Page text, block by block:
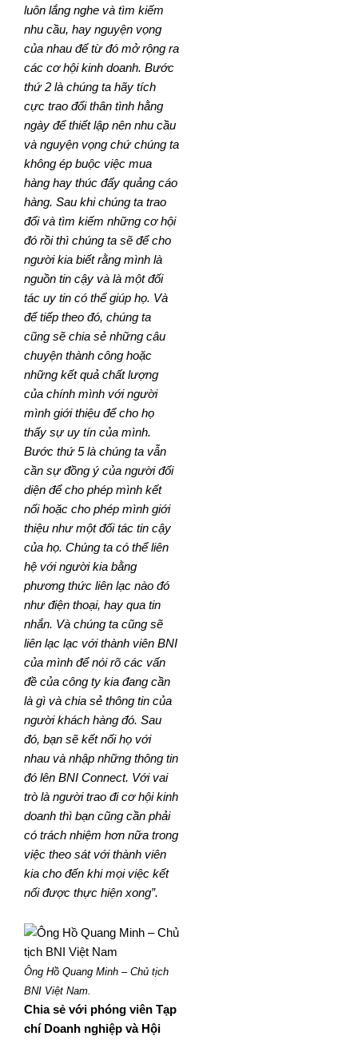
luôn lắng nghe và tìm kiếm
nhu cầu, hay nguyện vọng
của nhau để từ đó mở rộng ra
các cơ hội kinh doanh. Bước
thứ 2 là chúng ta hãy tích
cực trao đổi thân tình hằng
ngày để thiết lập nên nhu cầu
và nguyện vọng chứ chúng ta
không ép buộc việc mua
hàng hay thúc đẩy quảng cáo
hàng. Sau khi chúng ta trao
đổi và tìm kiếm những cơ hội
đó rồi thì chúng ta sẽ để cho
người kia biết rằng mình là
nguồn tin cậy và là một đối
tác uy tin có thể giúp họ. Và
để tiếp theo đó, chúng ta
cũng sẽ chia sẻ những câu
chuyện thành công hoặc
những kết quả chất lượng
của chính mình với người
mình giới thiệu để cho họ
thấy sự uy tín của mình.
Bước thứ 5 là chúng ta vẫn
cần sự đồng ý của người đối
diện để cho phép mình kết
nối hoặc cho phép mình giới
thiệu như một đối tác tin cậy
của họ. Chúng ta có thể liên
hệ với người kia bằng
phương thức liên lạc nào đó
như điện thoại, hay qua tin
nhắn. Và chúng ta cũng sẽ
liên lạc lạc với thành viên BNI
của mình để nói rõ các vấn
đề của công ty kia đang cần
là gì và chia sẻ thông tin của
người khách hàng đó. Sau
đó, bạn sẽ kết nối họ với
nhau và nhập những thông tin
đó lên BNI Connect. Với vai
trò là người trao đi cơ hội kinh
doanh thì bạn cũng cần phải
có trách nhiệm hơn nữa trong
việc theo sát với thành viên
kia cho đến khi mọi việc kết
nối được thực hiện xong”.
Ông Hồ Quang Minh – Chủ tịch
BNI Việt Nam.
Chia sẻ với phóng viên Tạp
chí Doanh nghiệp và Hội